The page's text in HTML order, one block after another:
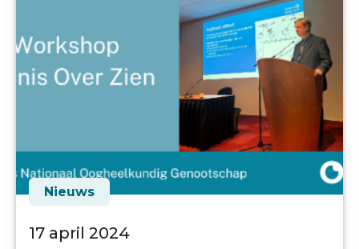
Nieuws
17 april 2024